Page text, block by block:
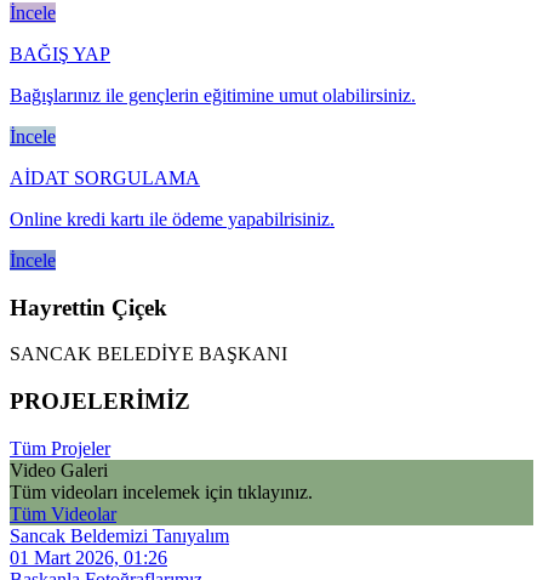
İncele
BAĞIŞ YAP
Bağışlarınız ile gençlerin eğitimine umut olabilirsiniz.
İncele
AİDAT SORGULAMA
Online kredi kartı ile ödeme yapabilrisiniz.
İncele
Hayrettin Çiçek
SANCAK BELEDİYE BAŞKANI
PROJELERİMİZ
Tüm Projeler
Video Galeri
Tüm videoları incelemek için tıklayınız.
Tüm Videolar
Sancak Beldemizi Tanıyalım
01 Mart 2026, 01:26